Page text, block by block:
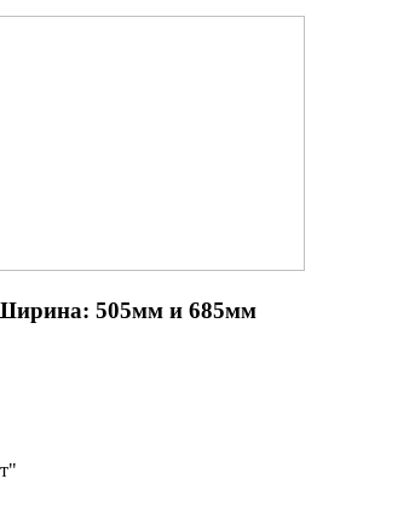
505мм и 685мм